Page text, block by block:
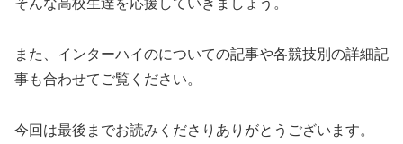
そんな高校生達を応援していきましょう。
また、インターハイのについての記事や各競技別の詳細記
事も合わせてご覧ください。
今回は最後までお読みくださりありがとうございます。